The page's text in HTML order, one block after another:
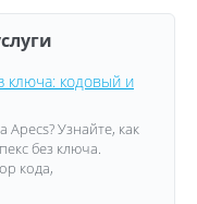
ключа: кодовый и
Узнайте, как
без ключа.
кода,